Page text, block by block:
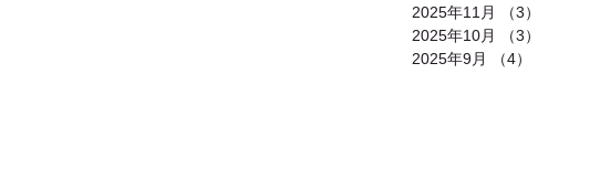
2025年11月
（3）
2025年10月
（3）
2025年9月
（4）